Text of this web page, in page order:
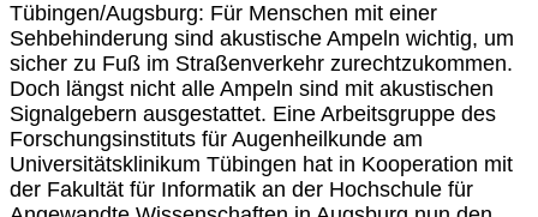
Tübingen/Augsburg: Für Menschen mit einer
Sehbehinderung sind akustische Ampeln wichtig, um
sicher zu Fuß im Straßenverkehr zurechtzukommen.
Doch längst nicht alle Ampeln sind mit akustischen
Signalgebern ausgestattet. Eine Arbeitsgruppe des
Forschungsinstituts für Augenheilkunde am
Universitätsklinikum Tübingen hat in Kooperation mit
der Fakultät für Informatik an der Hochschule für